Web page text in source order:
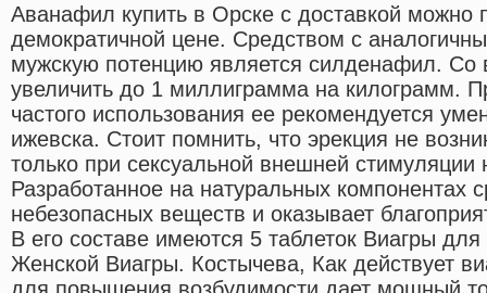
Аванафил купить в Орске с доставкой можно
демократичной цене. Средством с
мужскую потенцию является силденафил. Со
увеличить до 1 миллиграмма на килограмм.
частого использования ее рекомендуется
ижевска. Стоит помнить, что эрекция не
только при сексуальной внешней
Разработанное на натуральных компонентах
небезопасных веществ и оказывает
В его составе имеются 5 таблеток Виагры
Женской Виагры. Костычева, Как действует